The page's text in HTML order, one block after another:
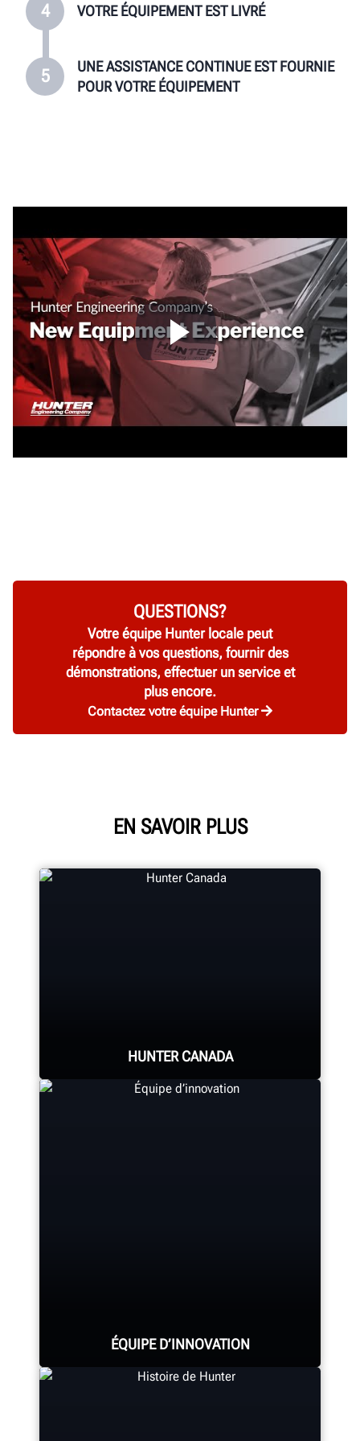
4 VOTRE ÉQUIPEMENT EST LIVRÉ
5
UNE ASSISTANCE CONTINUE EST FOURNIE
POUR VOTRE ÉQUIPEMENT
QUESTIONS?
Votre équipe Hunter locale peut
répondre à vos questions, fournir des
démonstrations, effectuer un service et
plus encore.
Contactez votre équipe Hunter
EN SAVOIR PLUS
HUNTER CANADA
ÉQUIPE D’INNOVATION